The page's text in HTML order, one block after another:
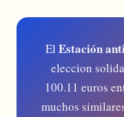
El Estación
eleccion
100.11 euros
muchos